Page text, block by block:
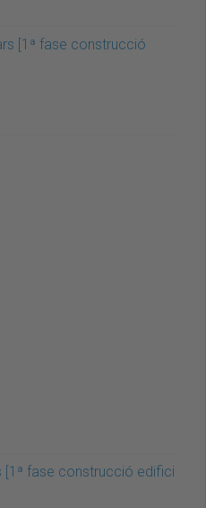
[1ª fase construcció
fase construcció edifici